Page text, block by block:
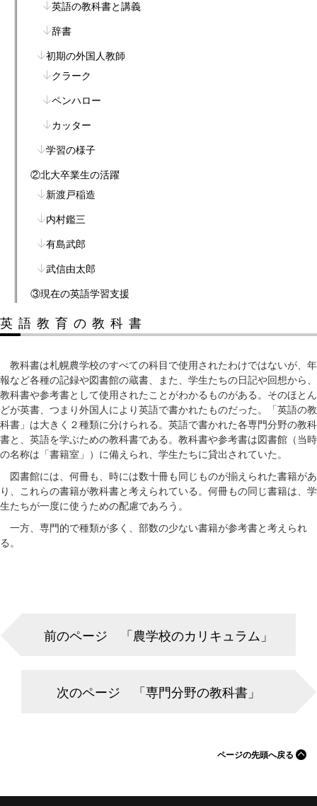
英語の教科書と講義
辞書
初期の外国人教師
クラーク
ペンハロー
カッター
学習の様子
②北大卒業生の活躍
新渡戸稲造
内村鑑三
有島武郎
武信由太郎
③現在の英語学習支援
英語教育の教科書
教科書は札幌農学校のすべての科目で使用されたわけではないが、年
報など各種の記録や図書館の蔵書、また、学生たちの日記や回想から、
教科書や参考書として使用されたことがわかるものがある。そのほとん
どが英書、つまり外国人により英語で書かれたものだった。「英語の教
科書」は大きく２種類に分けられる。英語で書かれた各専門分野の教科
書と、英語を学ぶための教科書である。教科書や参考書は図書館（当時
の名称は「書籍室」）に備えられ、学生たちに貸出されていた。
図書館には、何冊も、時には数十冊も同じものが揃えられた書籍があ
り、これらの書籍が教科書と考えられている。何冊もの同じ書籍は、学
生たちが一度に使うための配慮であろう。
一方、専門的で種類が多く、部数の少ない書籍が参考書と考えられ
る。
前のページ 「農学校のカリキュラム」
次のページ 「専門分野の教科書」
ページの先頭へ戻る